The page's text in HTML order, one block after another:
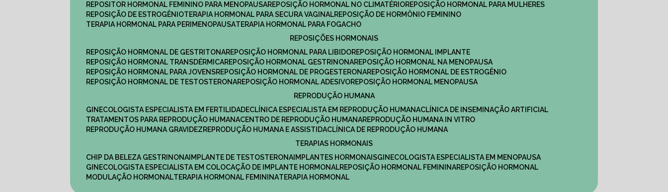
REPOSITOR HORMONAL FEMININO PARA MENOPAUSA
REPOSIÇÃO HORMONAL NO CLIMATÉRIO
REPOSIÇÃO HORMONAL PARA MULHERES
REPOSIÇÃO DE ESTROGÊNIO
TERAPIA HORMONAL PARA SECURA VAGINAL
REPOSIÇÃO DE HORMÔNIO FEMININO
TERAPIA HORMONAL PARA PERIMENOPAUSA
TERAPIA HORMONAL PARA FOGACHO
REPOSIÇÕES HORMONAIS
REPOSIÇÃO HORMONAL DE GESTRITONA
REPOSIÇÃO HORMONAL PARA LIBIDO
REPOSIÇÃO HORMONAL IMPLANTE
REPOSIÇÃO HORMONAL TRANSDÉRMICA
REPOSIÇÃO HORMONAL GESTRINONA
REPOSIÇÃO HORMONAL NA MENOPAUSA
REPOSIÇÃO HORMONAL PARA JOVENS
REPOSIÇÃO HORMONAL DE PROGESTERONA
REPOSIÇÃO HORMONAL DE ESTROGÊNIO
REPOSIÇÃO HORMONAL DE TESTOSTERONA
REPOSIÇÃO HORMONAL ADESIVO
REPOSIÇÃO HORMONAL MENOPAUSA
REPRODUÇÃO HUMANA
GINECOLOGISTA ESPECIALISTA EM FERTILIDADE
CLÍNICA ESPECIALISTA EM REPRODUÇÃO HUMANA
CLÍNICA DE INSEMINAÇÃO ARTIFICIAL
TRATAMENTOS PARA REPRODUÇÃO HUMANA
CENTRO DE REPRODUÇÃO HUMANA
REPRODUÇÃO HUMANA IN VITRO
REPRODUÇÃO HUMANA GRAVIDEZ
REPRODUÇÃO HUMANA E ASSISTIDA
CLÍNICA DE REPRODUÇÃO HUMANA
TERAPIAS HORMONAIS
CHIP DA BELEZA GESTRINONA IMPLANTE DE TESTOSTERONA IMPLANTES HORMONAIS
GINECOLOGISTA ESPECIALISTA EM MENOPAUSA
GINECOLOGISTA ESPECIALISTA EM COLOCAÇÃO DE IMPLANTE HORMONAL
REPOSIÇÃO HORMONAL FEMININA
REPOSIÇÃO HORMONAL
MODULAÇÃO HORMONAL
TERAPIA HORMONAL FEMININA TERAPIA HORMONAL